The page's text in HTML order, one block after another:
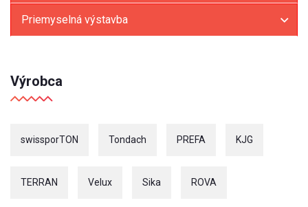
Priemyselná výstavba
Výrobca
swissporTON Tondach PREFA KJG
TERRAN Velux Sika ROVA